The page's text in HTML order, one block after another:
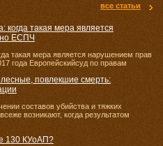
все статьи
когда такая мера является
ЕСПЧ
такая мера является нарушением прав
года Европейскийсуд по правам
повлекшие смерть:
составов убийства и тяжких
возникают, когда результатом
130 КУоАП?